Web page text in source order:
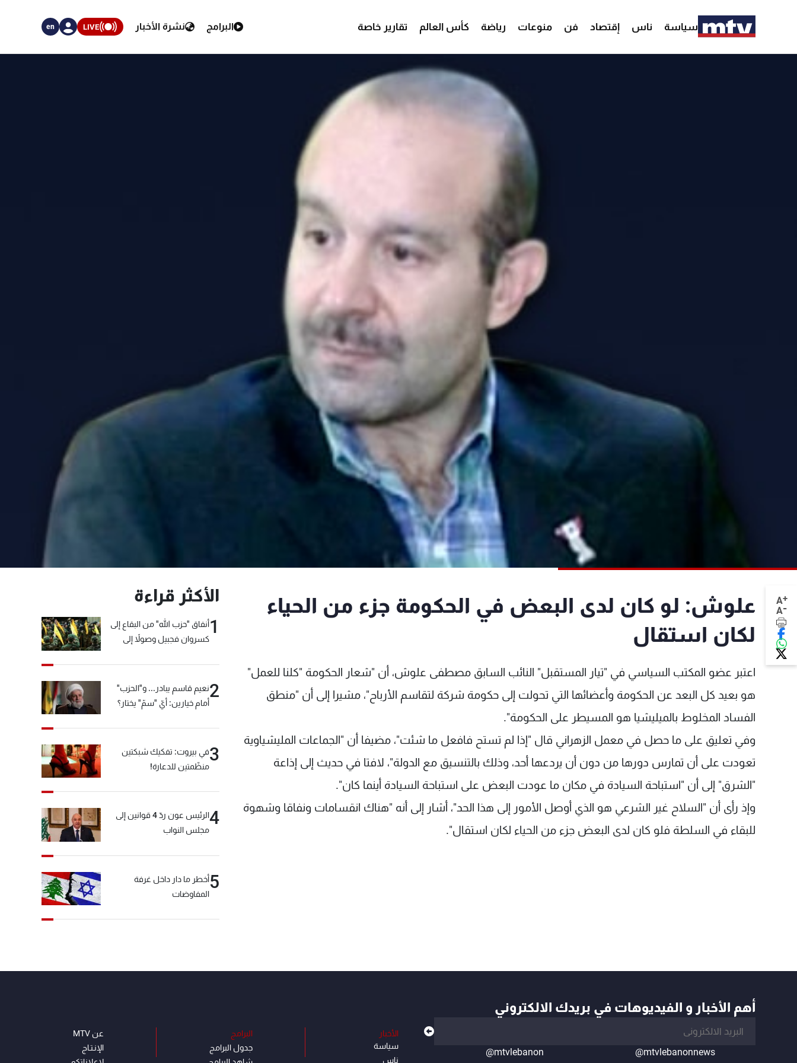
سياسة ناس إقتصاد فن منوعات رياضة كأس العالم تقارير خاصة البرامج نشرة الأخبار LIVE
en
A+
A-
علوش: لو كان لدى البعض في الحكومة جزء من الحياء
لكان استقال
اعتبر عضو المكتب السياسي في "تيار المستقبل" النائب السابق مصطفى علوش، أن "شعار الحكومة "كلنا للعمل"
هو بعيد كل البعد عن الحكومة وأعضائها التي تحولت إلى حكومة شركة لتقاسم الأرباح"، مشيرا إلى أن "منطق
الفساد المخلوط بالميليشيا هو المسيطر على الحكومة".
وفي تعليق على ما حصل في معمل الزهراني قال "إذا لم تستح فافعل ما شئت"، مضيفا أن "الجماعات المليشياوية
تعودت على أن تمارس دورها من دون أن يردعها أحد، وذلك بالتنسيق مع الدولة"، لافتا في حديث إلى إذاعة
"الشرق" إلى أن "استباحة السيادة في مكان ما عودت البعض على استباحة السيادة أينما كان".
وإذ رأى أن "السلاح غير الشرعي هو الذي أوصل الأمور إلى هذا الحد"، أشار إلى أنه "هناك انقسامات ونفاقا وشهوة
للبقاء في السلطة فلو كان لدى البعض جزء من الحياء لكان استقال".
الأكثر قراءة
1أنفاق "حزب الله" من البقاع إلى
كسروان فجبيل وصولاً إلى
2نعيم قاسم يبادر... و"الحزب"
أمام خيارين: أيّ "سمّ" يختار؟
3في بيروت: تفكيك شبكتين
منظّمتين للدعارة!
4
الرئيس عون ردّ 4 قوانين إلى
مجلس النواب
5أخطر ما دار داخل غرفة
المفاوضات
أهم الأخبار و الفيديوهات في بريدك الالكتروني
@mtvlebanonnews
@mtvlebanon
الأخبار
سياسة
ناس
البرامج
جدول البرامج
عن MTV
الإنـتـاج